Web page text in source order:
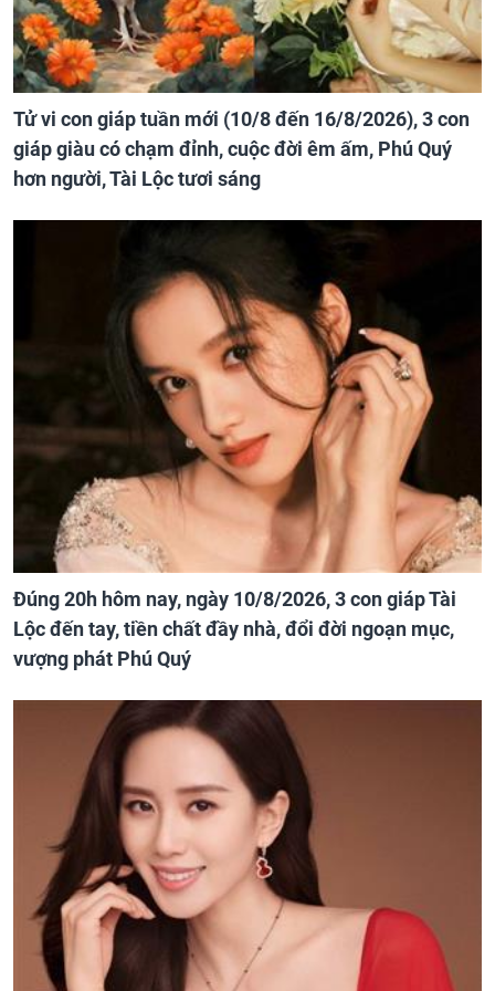
Tử vi con giáp tuần mới (10/8 đến 16/8/2026), 3 con
giáp giàu có chạm đỉnh, cuộc đời êm ấm, Phú Quý
hơn người, Tài Lộc tươi sáng
Đúng 20h hôm nay, ngày 10/8/2026, 3 con giáp Tài
Lộc đến tay, tiền chất đầy nhà, đổi đời ngoạn mục,
vượng phát Phú Quý